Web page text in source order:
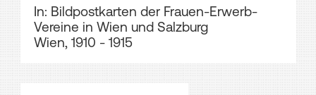
In: Bildpostkarten der Frauen-Erwerb-
Vereine in Wien und Salzburg
Wien, 1910 - 1915